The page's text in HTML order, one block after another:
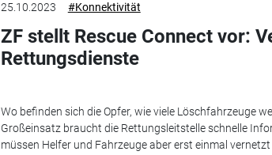
25.10.2023 #Konnektivität
ZF stellt Rescue Connect vor:
Rettungsdienste
Wo befinden sich die Opfer, wie viele Löschfahrzeuge
Großeinsatz braucht die Rettungsleitstelle schnelle
müssen Helfer und Fahrzeuge aber erst einmal vernetzt